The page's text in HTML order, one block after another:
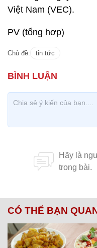
Việt Nam (VEC).
PV (tổng hơp)
Chủ đề: tin tức
CÓ THỂ BẠN